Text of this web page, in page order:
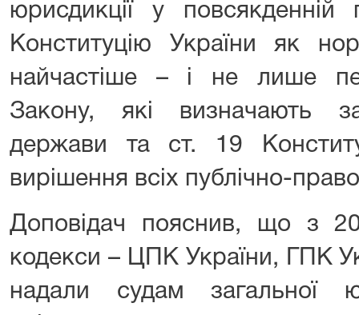
юрисдикції у повсякденній
Конституцію України як
найчастіше – і не лише
Закону, які визначають
держави та ст. 19
вирішення всіх публічно-
Доповідач пояснив, що з
кодекси – ЦПК України, ГПК
надали судам загальної